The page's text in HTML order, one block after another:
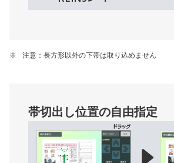
※ 注意：⻑⽅形以外の下帯は取り込めません
帯切出し位置の⾃由指定